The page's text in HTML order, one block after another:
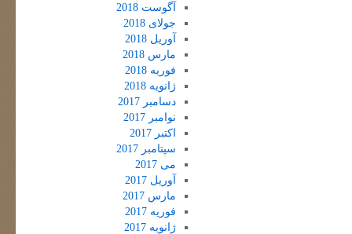
آگوست 2018
جولای 2018
آوریل 2018
مارس 2018
فوریه 2018
ژانویه 2018
دسامبر 2017
نوامبر 2017
اکتبر 2017
سپتامبر 2017
می 2017
آوریل 2017
مارس 2017
فوریه 2017
ژانویه 2017